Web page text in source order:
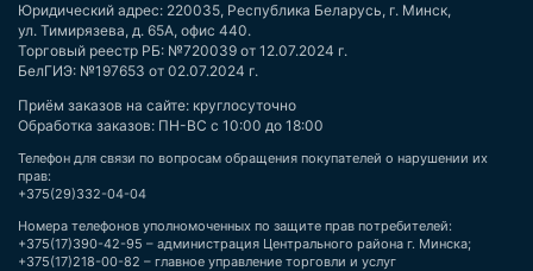
Юридический адрес: 220035, Республика Беларусь, г. Минск,
ул. Тимирязева, д. 65А, офис 440.
Торговый реестр РБ: №720039 от 12.07.2024 г.
БелГИЭ: №197653 от 02.07.2024 г.
Приём заказов на сайте: круглосуточно
Обработка заказов: ПН-ВС с 10:00 до 18:00
Телефон для связи по вопросам обращения покупателей о нарушении их
прав:
+375(29)332-04-04
Номера телефонов уполномоченных по защите прав потребителей:
+375(17)390-42-95 – администрация Центрального района г. Минска;
+375(17)218-00-82 – главное управление торговли и услуг